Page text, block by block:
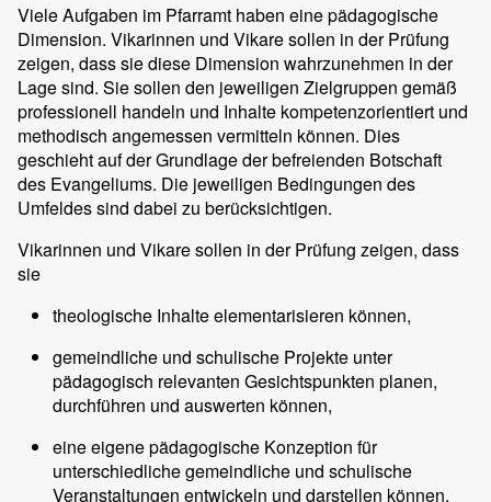
Viele Aufgaben im Pfarramt haben eine pädagogische
Dimension. Vikarinnen und Vikare sollen in der Prüfung
zeigen, dass sie diese Dimension wahrzunehmen in der
Lage sind. Sie sollen den jeweiligen Zielgruppen gemäß
professionell handeln und Inhalte kompetenzorientiert und
methodisch angemessen vermitteln können. Dies
geschieht auf der Grundlage der befreienden Botschaft
des Evangeliums. Die jeweiligen Bedingungen des
Umfeldes sind dabei zu berücksichtigen.
Vikarinnen und Vikare sollen in der Prüfung zeigen, dass
sie
theologische Inhalte elementarisieren können,
gemeindliche und schulische Projekte unter
pädagogisch relevanten Gesichtspunkten planen,
durchführen und auswerten können,
eine eigene pädagogische Konzeption für
unterschiedliche gemeindliche und schulische
Veranstaltungen entwickeln und darstellen können,